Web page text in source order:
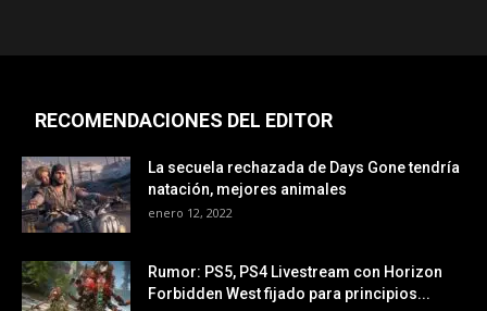
RECOMENDACIONES DEL EDITOR
La secuela rechazada de Days Gone tendría
natación, mejores animales
enero 12, 2022
Rumor: PS5, PS4 Livestream con Horizon
Forbidden West fijado para principios...